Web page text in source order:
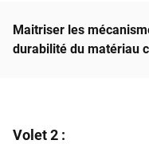
Maitriser les
durabilité du matériau
Volet 2 :